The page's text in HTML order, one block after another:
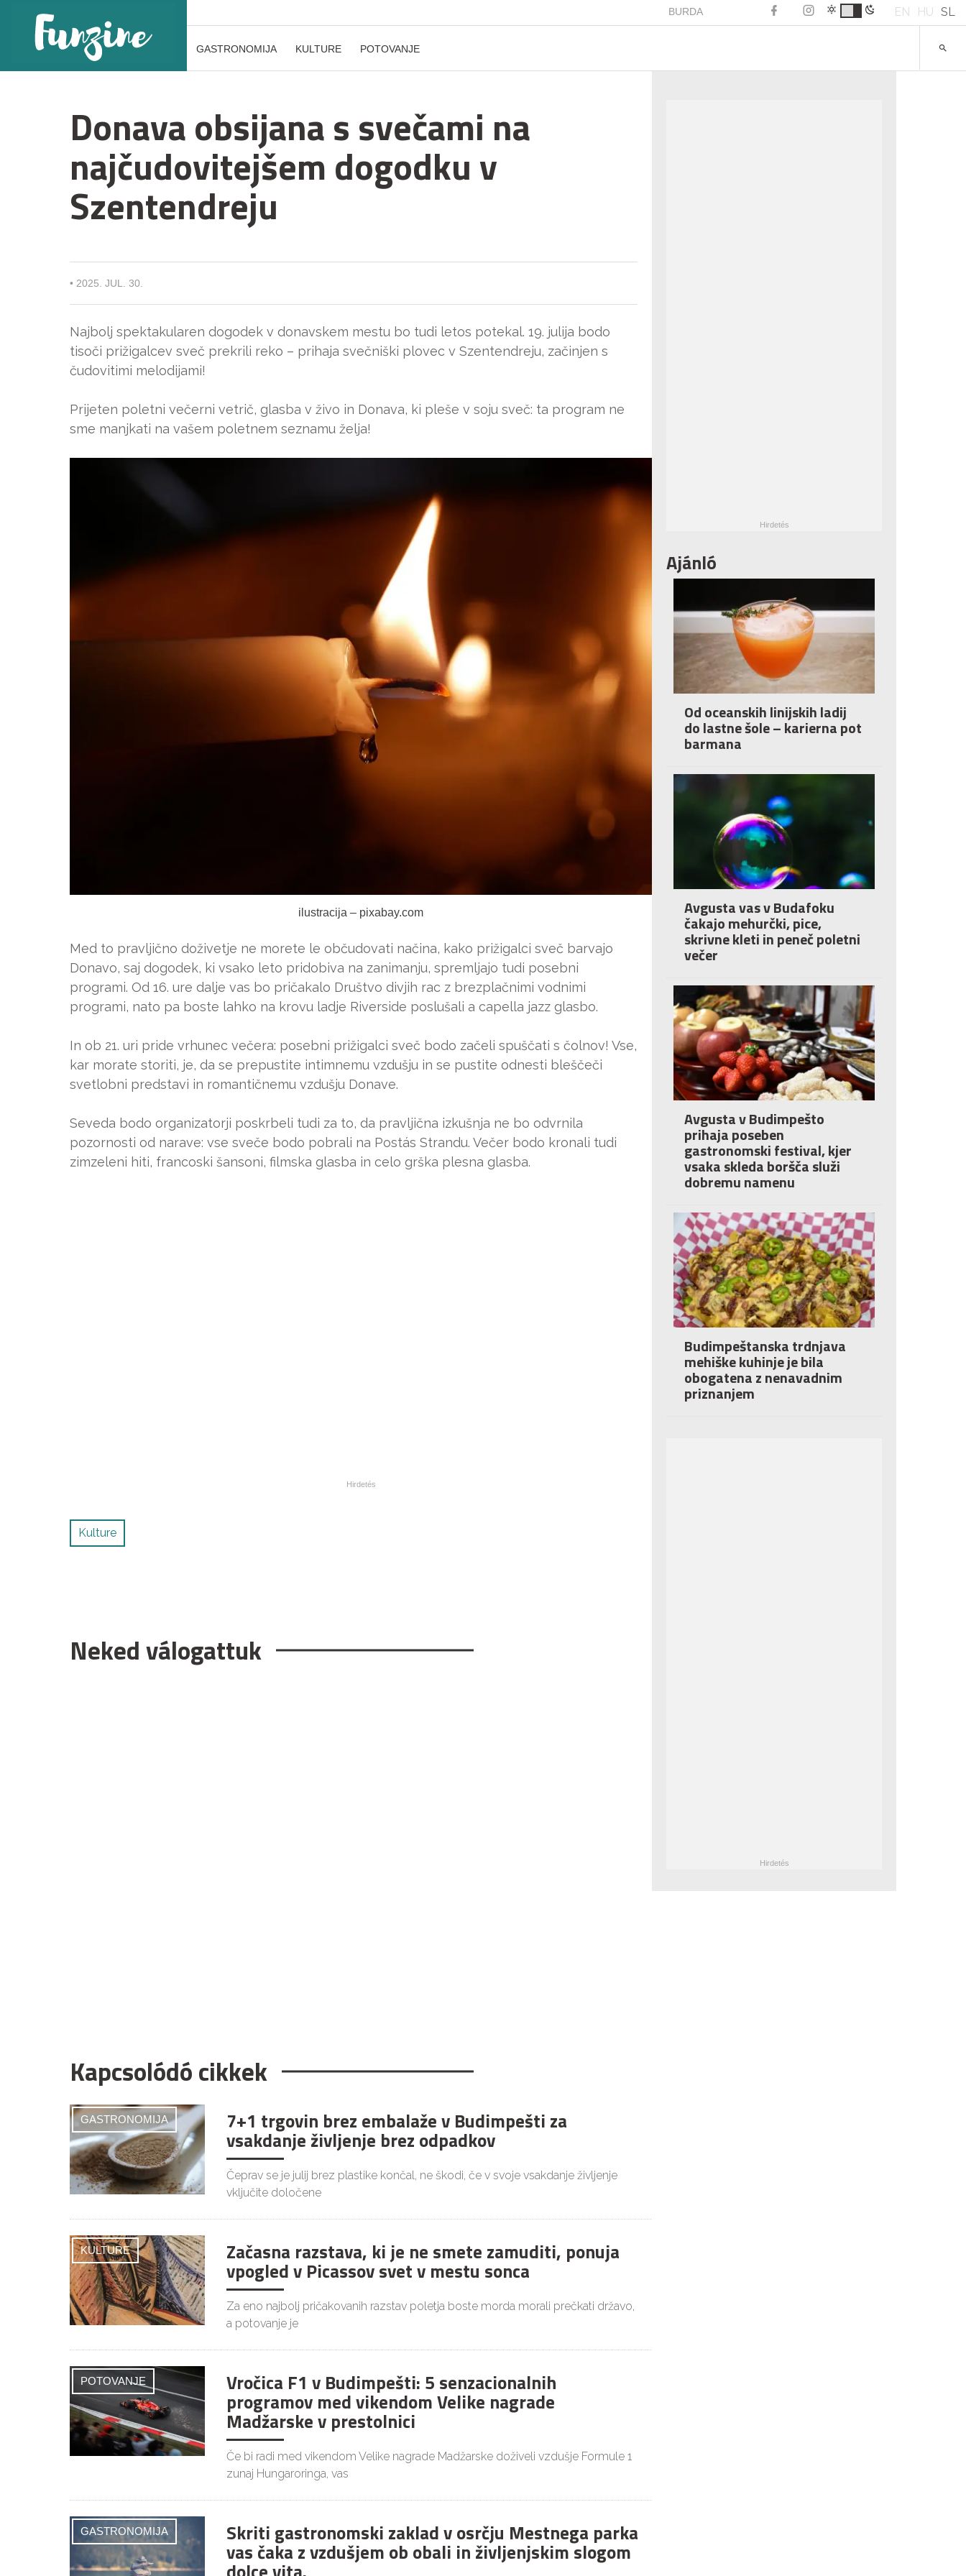
BURDA EN HU SL
GASTRONOMIJA KULTURE POTOVANJE
Donava obsijana s svečami na
najčudovitejšem dogodku v
Szentendreju
• 2025. JUL. 30.
Najbolj spektakularen dogodek v donavskem mestu bo tudi letos potekal. 19. julija bodo
tisoči prižigalcev sveč prekrili reko – prihaja svečniški plovec v Szentendreju, začinjen s
čudovitimi melodijami!
Prijeten poletni večerni vetrič, glasba v živo in Donava, ki pleše v soju sveč: ta program ne
sme manjkati na vašem poletnem seznamu želja!
ilustracija – pixabay.com
Med to pravljično doživetje ne morete le občudovati načina, kako prižigalci sveč barvajo
Donavo, saj dogodek, ki vsako leto pridobiva na zanimanju, spremljajo tudi posebni
programi. Od 16. ure dalje vas bo pričakalo Društvo divjih rac z brezplačnimi vodnimi
programi, nato pa boste lahko na krovu ladje Riverside poslušali a capella jazz glasbo.
In ob 21. uri pride vrhunec večera: posebni prižigalci sveč bodo začeli spuščati s čolnov! Vse,
kar morate storiti, je, da se prepustite intimnemu vzdušju in se pustite odnesti bleščeči
svetlobni predstavi in romantičnemu vzdušju Donave.
Seveda bodo organizatorji poskrbeli tudi za to, da pravljična izkušnja ne bo odvrnila
pozornosti od narave: vse sveče bodo pobrali na Postás Strandu. Večer bodo kronali tudi
zimzeleni hiti, francoski šansoni, filmska glasba in celo grška plesna glasba.
Kulture
Neked válogattuk
Kapcsolódó cikkek
GASTRONOMIJA 7+1 trgovin brez embalaže v Budimpešti za
vsakdanje življenje brez odpadkov
Čeprav se je julij brez plastike končal, ne škodi, če v svoje vsakdanje življenje
vključite določene
KULTURE Začasna razstava, ki je ne smete zamuditi, ponuja
vpogled v Picassov svet v mestu sonca
Za eno najbolj pričakovanih razstav poletja boste morda morali prečkati državo,
a potovanje je
POTOVANJE Vročica F1 v Budimpešti: 5 senzacionalnih
programov med vikendom Velike nagrade
Madžarske v prestolnici
Če bi radi med vikendom Velike nagrade Madžarske doživeli vzdušje Formule 1
zunaj Hungaroringa, vas
GASTRONOMIJA Skriti gastronomski zaklad v osrčju Mestnega parka
vas čaka z vzdušjem ob obali in življenjskim slogom
Ajánló
Od oceanskih linijskih ladij
do lastne šole – karierna pot
barmana
Avgusta vas v Budafoku
čakajo mehurčki, pice,
skrivne kleti in peneč poletni
večer
Avgusta v Budimpešto
prihaja poseben
gastronomski festival, kjer
vsaka skleda boršča služi
dobremu namenu
Budimpeštanska trdnjava
mehiške kuhinje je bila
obogatena z nenavadnim
priznanjem